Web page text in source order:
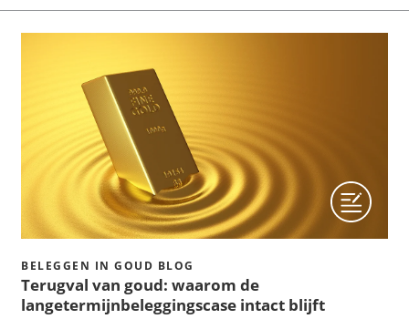
BELEGGEN IN GOUD BLOG
Terugval van goud: waarom de
langetermijnbeleggingscase intact blijft